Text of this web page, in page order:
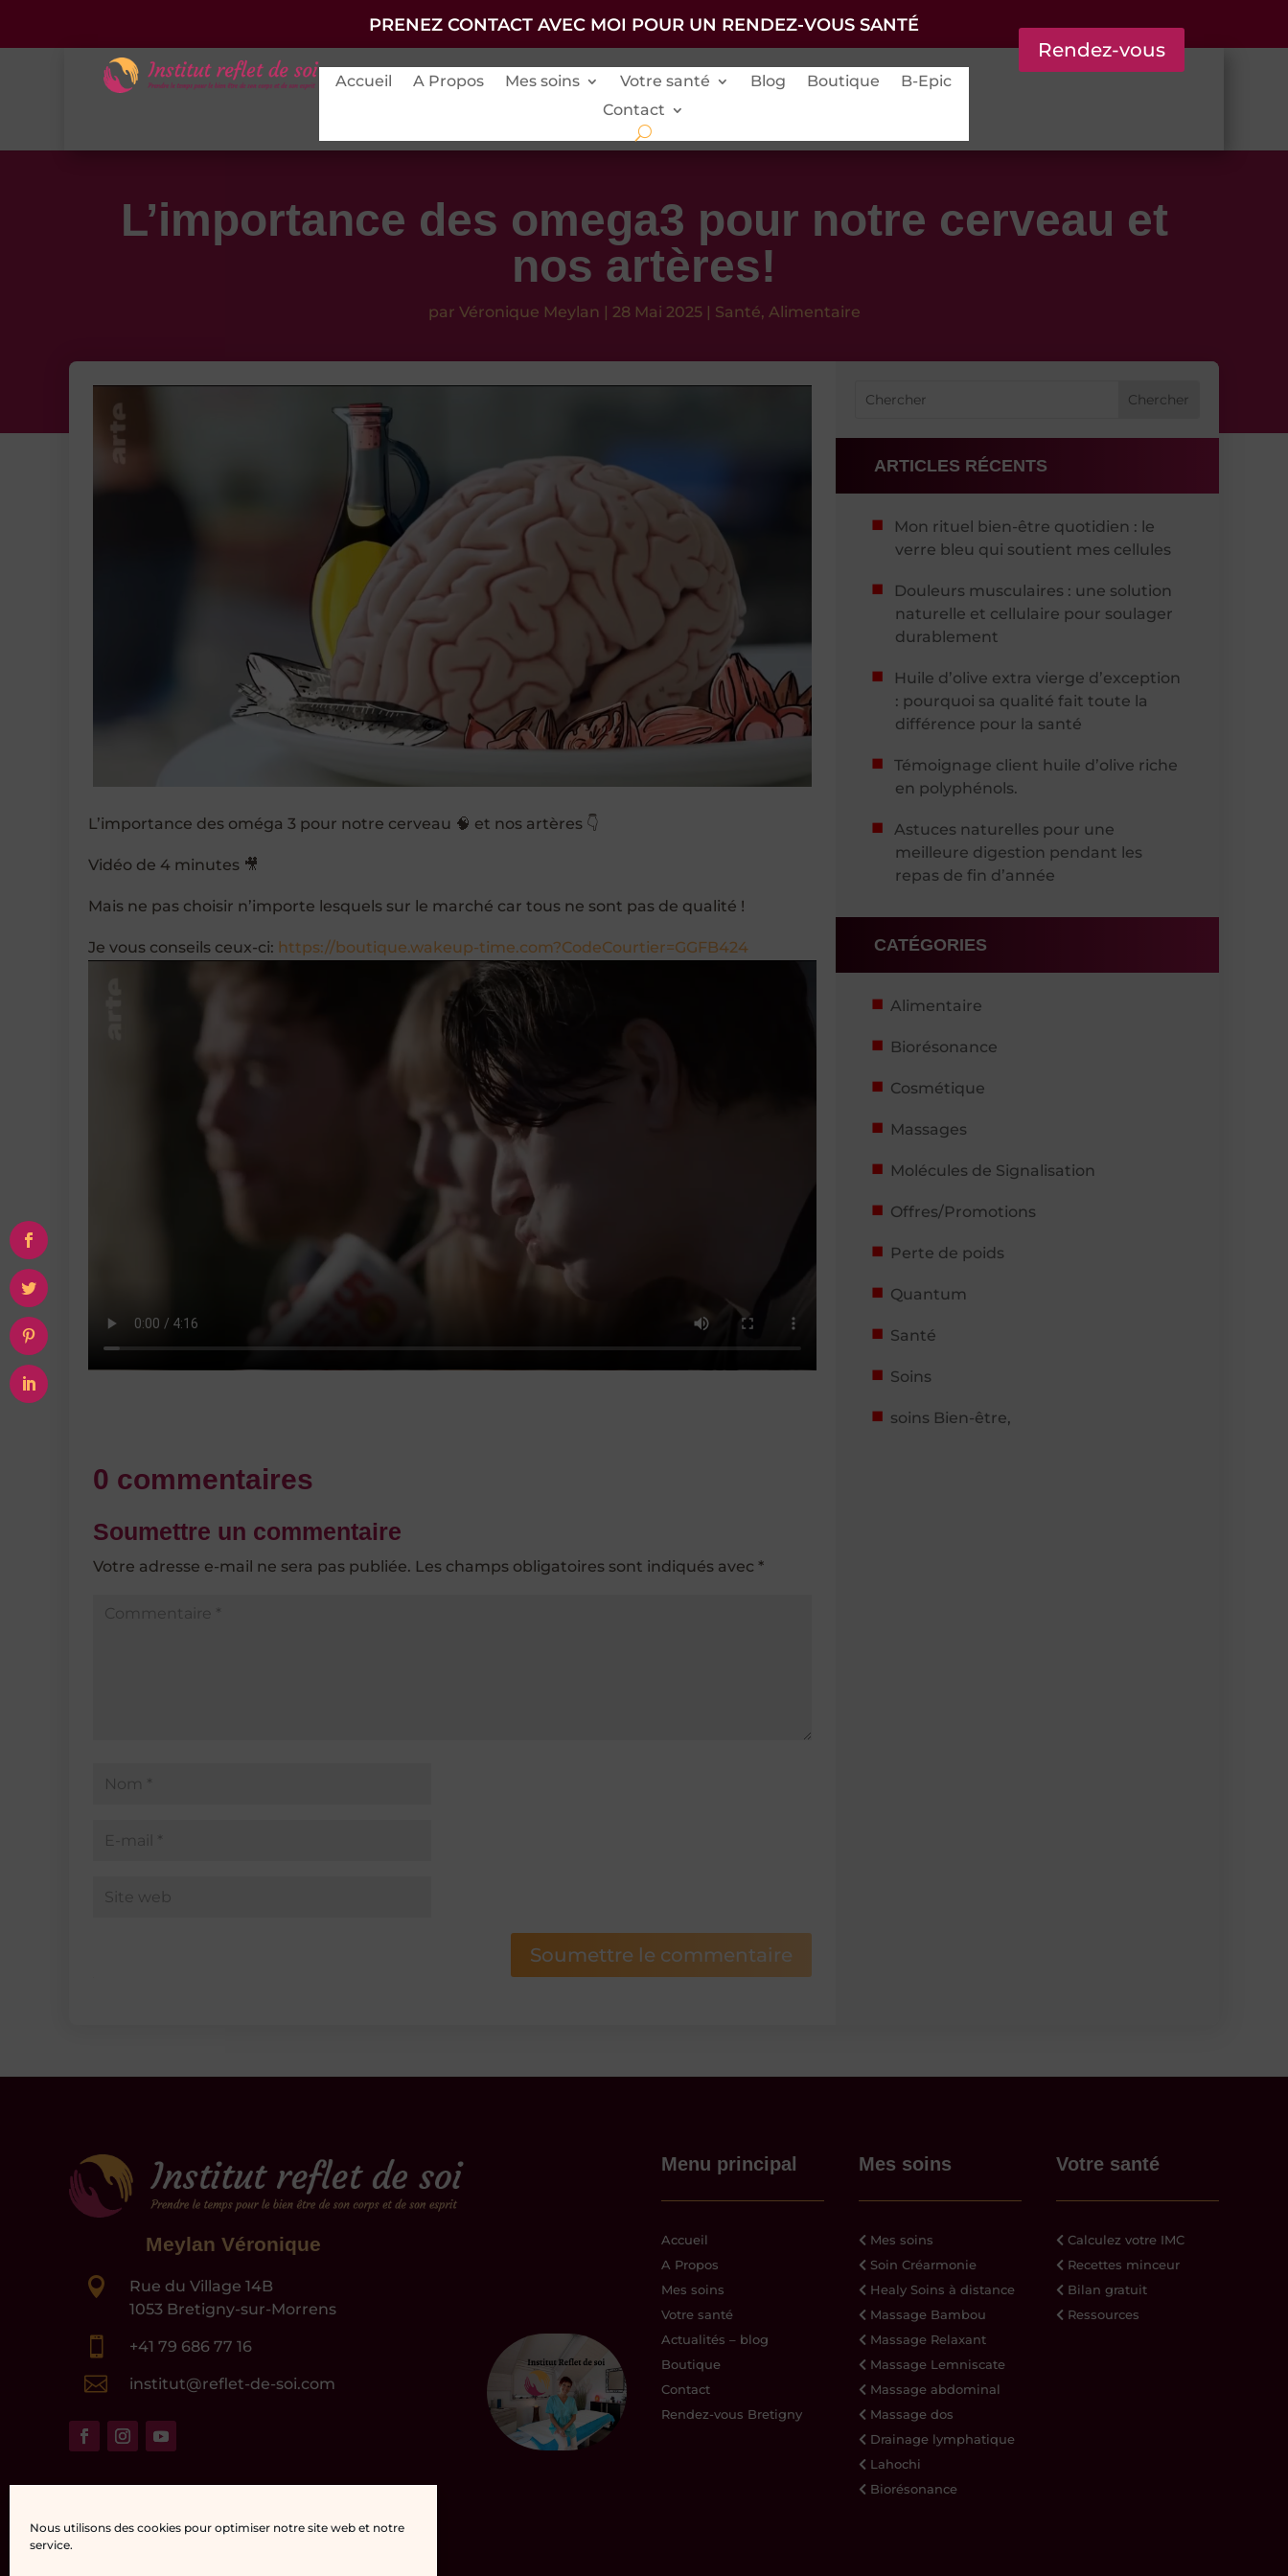
Nous utilisons des cookies pour optimiser notre site web et notre
service.
PRENEZ CONTACT AVEC MOI POUR UN RENDEZ-VOUS SANTÉ
Accueil A Propos Mes soins Votre santé Blog Boutique
B-Epic
Contact
Rendez-vous
L’importance des omega3 pour notre cerveau et
nos artères!
par Véronique Meylan | 28 Mai 2025| Santé, Alimentaire
L’importance des oméga 3 pour notre cerveau 🧠 et nos artères 👇
Vidéo de 4 minutes 🎥
Mais ne pas choisir n’importe lesquels sur le marché car tous ne sont pas de qualité !
Je vous conseils ceux-ci: https://boutique.wakeup-time.com?CodeCourtier=GGFB424
0 commentaires
Soumettre un commentaire
Votre adresse e-mail ne sera pas publiée. Les champs obligatoires sont indiqués avec *
Soumettre le commentaire
ARTICLES RÉCENTS
Mon rituel bien-être quotidien : le
verre bleu qui soutient mes cellules
Douleurs musculaires : une solution
naturelle et cellulaire pour soulager
durablement
Huile d’olive extra vierge d’exception
: pourquoi sa qualité fait toute la
différence pour la santé
Témoignage client huile d’olive riche
en polyphénols.
Astuces naturelles pour une
meilleure digestion pendant les
repas de fin d’année
CATÉGORIES
Alimentaire
Biorésonance
Cosmétique
Massages
Molécules de Signalisation
Offres/Promotions
Perte de poids
Quantum
Santé
Soins
soins Bien-être,
Meylan Véronique

Rue du Village 14B
1053 Bretigny-sur-Morrens
 +41 79 686 77 16
 institut@reflet-de-soi.com
Menu principal
Accueil
A Propos
Mes soins
Votre santé
Actualités – blog
Boutique
Contact
Rendez-vous Bretigny
Mes soins
Mes soins
Soin Créarmonie
Healy Soins à distance
Massage Bambou
Massage Relaxant
Massage Lemniscate
Massage abdominal
Massage dos
Drainage lymphatique
Lahochi
Biorésonance
Votre santé
Calculez votre IMC
Recettes minceur
Bilan gratuit
Ressources